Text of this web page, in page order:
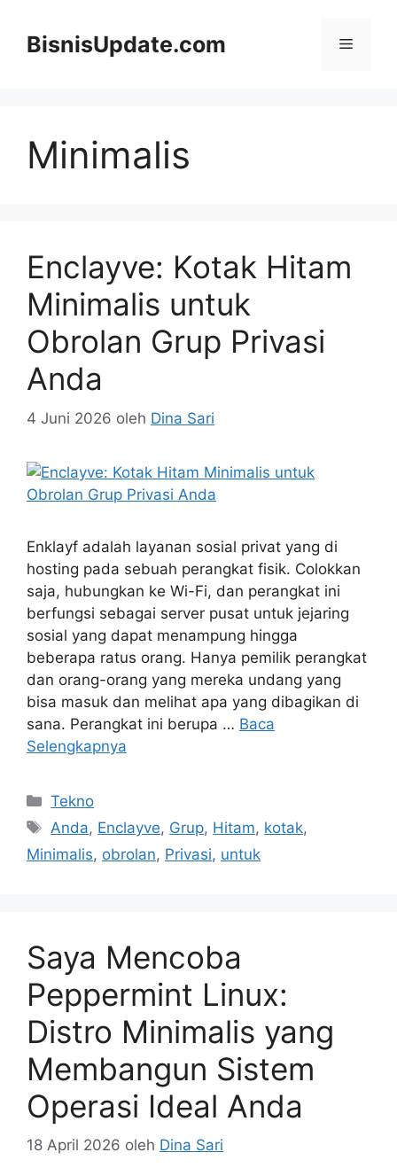
BisnisUpdate.com Menu
Minimalis
Enclayve: Kotak Hitam
Minimalis untuk
Obrolan Grup Privasi
Anda
4 Juni 2026 oleh Dina Sari
Enklayf adalah layanan sosial privat yang di
hosting pada sebuah perangkat fisik. Colokkan
saja, hubungkan ke Wi-Fi, dan perangkat ini
berfungsi sebagai server pusat untuk jejaring
sosial yang dapat menampung hingga
beberapa ratus orang. Hanya pemilik perangkat
dan orang-orang yang mereka undang yang
bisa masuk dan melihat apa yang dibagikan di
sana. Perangkat ini berupa … Baca
Selengkapnya
Kategori
Tekno
Tag
Anda, Enclayve, Grup, Hitam, kotak,
Minimalis, obrolan, Privasi, untuk
Saya Mencoba
Peppermint Linux:
Distro Minimalis yang
Membangun Sistem
Operasi Ideal Anda
18 April 2026 oleh Dina Sari